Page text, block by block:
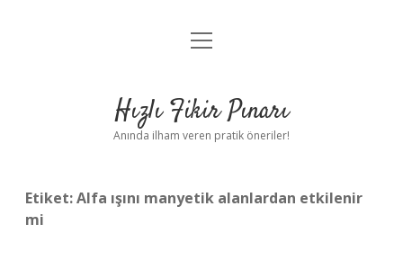
Anasayfa
Yasal Uyarı
menüyü
Hızlı Fikir Pınarı
Anında ilham veren pratik öneriler!
Etiket:Alfa ışını manyetik alanlardan etkilenir
mi